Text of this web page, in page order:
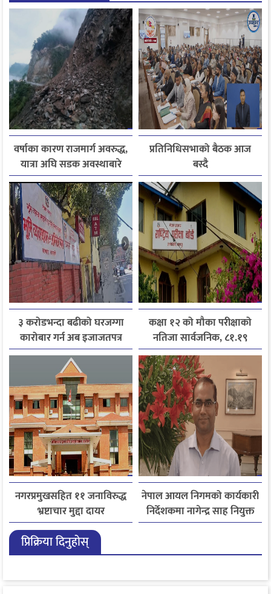
वर्षाका कारण राजमार्ग अवरुद्ध,
यात्रा अघि सडक अवस्थाबारे
जानकारी लिन आग्रह
प्रतिनिधिसभाको बैठक आज
बस्दै
३ करोडभन्दा बढीको घरजग्गा
कारोबार गर्न अब इजाजतपत्र
अनिवार्य
कक्षा १२ को मौका परीक्षाको
नतिजा सार्वजनिक, ८१.१९
प्रतिशत विद्यार्थी उत्तीर्ण
नगरप्रमुखसहित ११ जनाविरुद्ध
भ्रष्टाचार मुद्दा दायर
नेपाल आयल निगमको कार्यकारी
निर्देशकमा नागेन्द्र साह नियुक्त
प्रिक्रिया दिनुहोस्